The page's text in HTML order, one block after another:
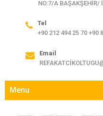
NO:7/A BAŞAKŞEHİR/
Tel
+90 212 494 25 70 +90
Email
Menu